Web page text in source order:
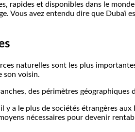
rapides et disponibles dans le
Vous avez entendu dire que Dubaï
naturelles sont les plus
son voisin.
des périmètres
y a le plus de sociétés étrangères
nécessaires pour devenir